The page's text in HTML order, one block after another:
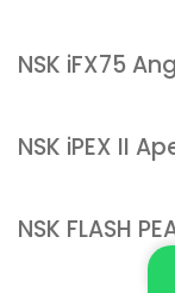
NSK iFX75
NSK iPEX II
NSK FLASH